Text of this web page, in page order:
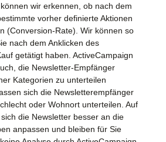
wir erkennen, ob nach dem
vorher definierte Aktionen
(Conversion-Rate). Wir können so
nach dem Anklicken des
getätigt haben. ActiveCampaign
die Newsletter-Empfänger
Kategorien zu unterteilen
sich die Newsletterempfänger
oder Wohnort unterteilen. Auf
die Newsletter besser an die
anpassen und bleiben für Sie